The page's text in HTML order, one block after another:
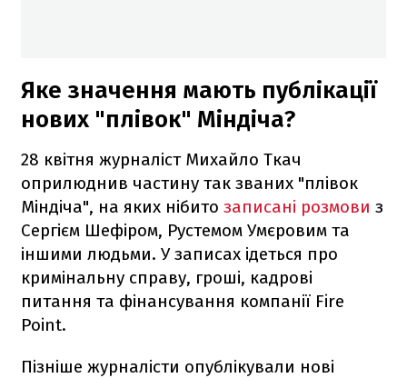
Яке значення мають публікації
нових "плівок" Міндіча?
28 квітня журналіст Михайло Ткач
оприлюднив частину так званих "плівок
Міндіча", на яких нібито записані розмови з
Сергієм Шефіром, Рустемом Умєровим та
іншими людьми. У записах ідеться про
кримінальну справу, гроші, кадрові
питання та фінансування компанії Fire
Point.
Пізніше журналісти опублікували нові